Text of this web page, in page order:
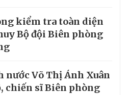
kiểm tra toàn diện
Bộ đội Biên phòng
nước Võ Thị Ánh Xuân
chiến sĩ Biên phòng